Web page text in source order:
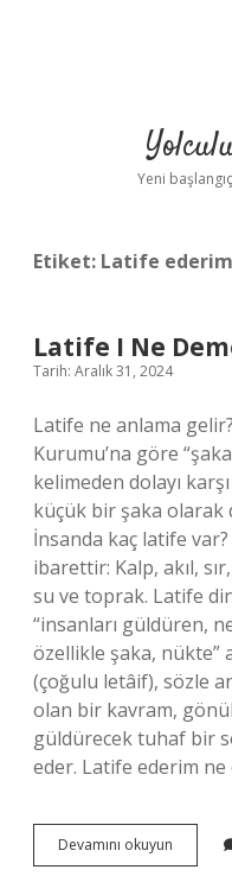
Yeni
Etiket: Latife
Latife I Ne
Tarih: Aralık 31, 2024
Latife ne anlama
Kurumu’na göre
kelimeden dolayı
küçük bir şaka olarak
İnsanda kaç latife
ibarettir: Kalp, akıl,
su ve toprak. Latife
“insanları güldüren,
özellikle şaka, nükte”
(çoğulu letâif), sözle
olan bir kavram,
güldürecek tuhaf bir
eder. Latife ederim ne
Devamını okuyun
I